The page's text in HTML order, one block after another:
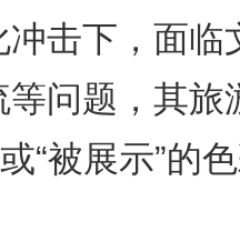
击下，面临
问题，其旅
“被展示”的